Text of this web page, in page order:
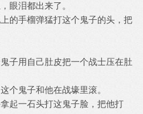
眼泪都出来了。
的手榴弹猛打这个鬼子的头，把
子用自己肚皮把一个战士压在肚
个鬼子和他在战壕里滚。
起一石头打这鬼子脸，把他打